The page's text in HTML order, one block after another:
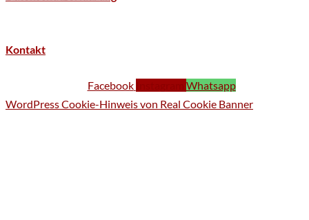
Kontakt
Facebook
Whatsapp
WordPress Cookie-Hinweis von Real Cookie Banner